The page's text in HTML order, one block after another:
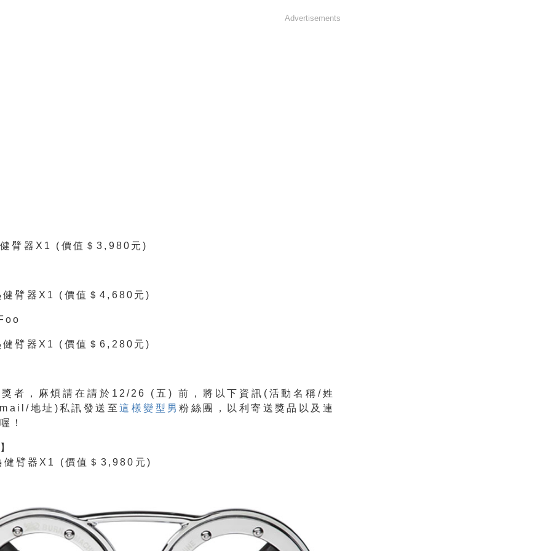
Advertisements
臂器X1 (價值＄3,980元)
臂器X1 (價值＄4,680元)
臂器X1 (價值＄6,280元)
獎者，麻煩請在請於12/26 (五) 前，將以下資訊(活動名稱/姓
地址)私訊發送至這樣變型男粉絲團
，以利寄送獎品以及連
！
健臂器X1 (價值＄3,980元)